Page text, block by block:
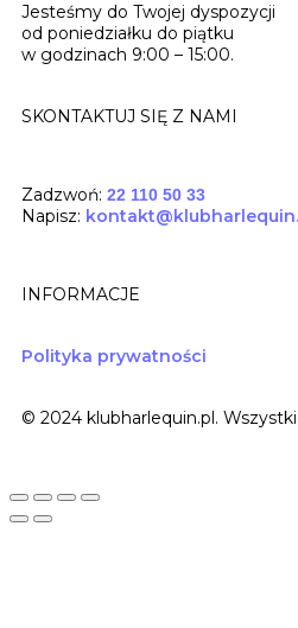
Jesteśmy do Twojej dyspozycji
od poniedziałku do piątku
w godzinach 9:00 – 15:00.
SKONTAKTUJ SIĘ Z NAMI
Zadzwoń: 22 110 50 33
Napisz:
INFORMACJE
Polityka prywatności
© 2024 klubharlequin.pl.